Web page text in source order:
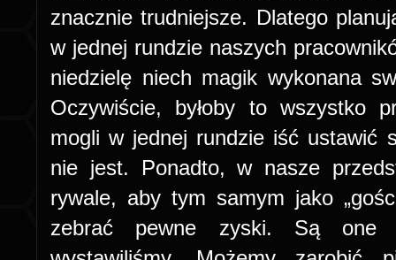
znacznie trudniejsze. Dlatego
w jednej rundzie naszych
niedzielę niech magik wykonana
Oczywiście, byłoby to wszystko
mogli w jednej rundzie iść ustawić
nie jest. Ponadto, w nasze
rywale, aby tym samym jako
zebrać pewne zyski. Są one